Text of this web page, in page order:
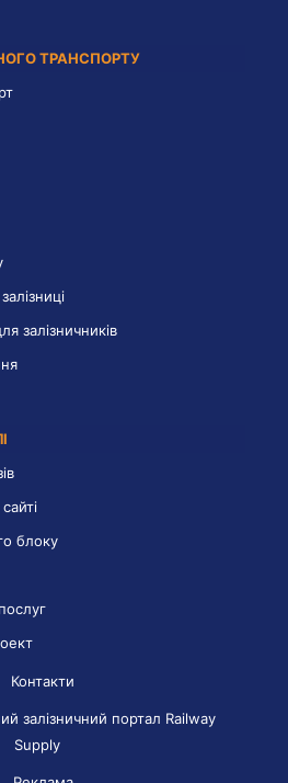
ТРАНСПОРТУ
залізничників
блоку
Контакти
залізничний портал Railway
Supply